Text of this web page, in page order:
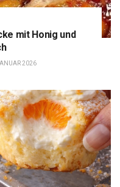
mit Honig und
2026